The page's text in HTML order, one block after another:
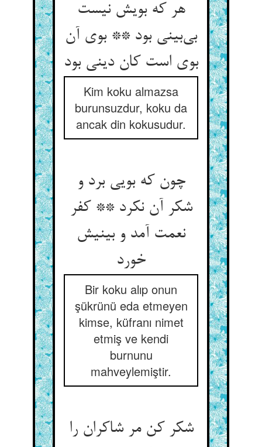
هر که بویش نیست
بی‌‌بینی بود ** بوی آن
بوی است کان دینی بود
Kim koku almazsa
burunsuzdur, koku da
ancak din kokusudur.
چون که بویی برد و
شکر آن نکرد ** کفر
نعمت آمد و بینیش
خورد
Bir koku alıp onun
şükrünü eda etmeyen
kimse, küfranı nimet
etmiş ve kendi
burnunu
mahveylemiştir.
شکر کن مر شاکران را